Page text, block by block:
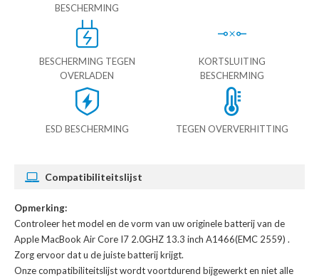
BESCHERMING
BESCHERMING TEGEN
OVERLADEN
KORTSLUITING
BESCHERMING
ESD BESCHERMING TEGEN OVERVERHITTING
Compatibiliteitslijst
Opmerking:
Controleer het model en de vorm van uw originele batterij van de
Apple MacBook Air Core I7 2.0GHZ 13.3 inch A1466(EMC 2559) .
Zorg ervoor dat u de juiste batterij krijgt.
Onze compatibiliteitslijst wordt voortdurend bijgewerkt en niet alle